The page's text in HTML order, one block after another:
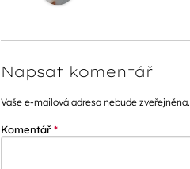
Napsat komentář
Vaše e-mailová adresa nebude zveřejněna.
Komentář *